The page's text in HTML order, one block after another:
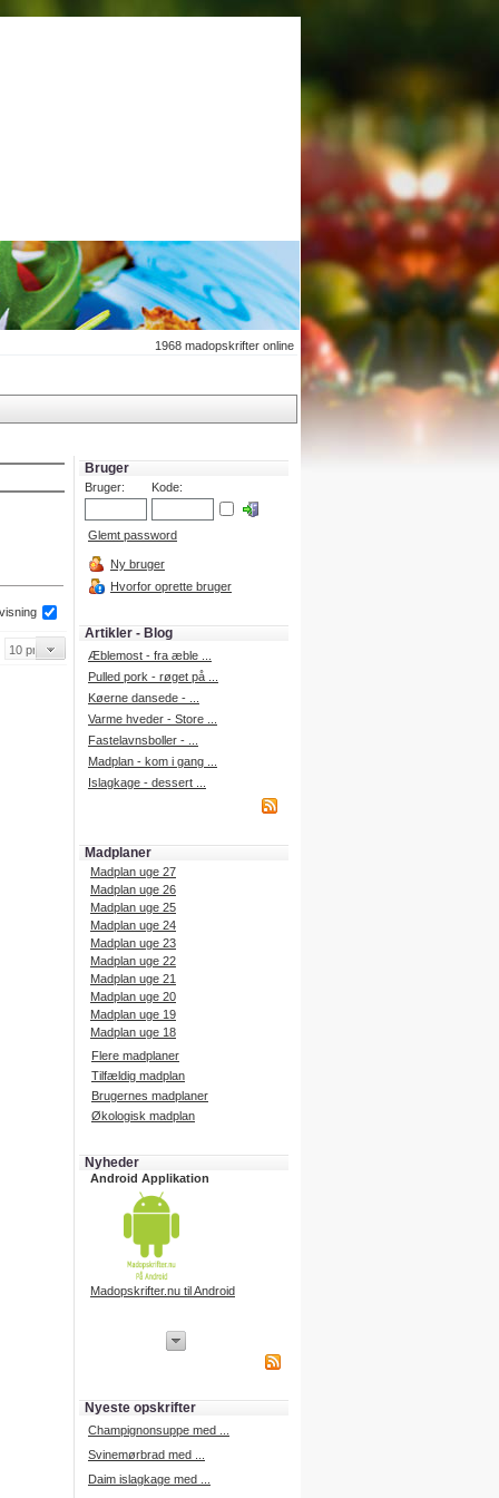
1968 madopskrifter online
Bruger
Bruger: Kode:
Glemt password
Ny bruger
Hvorfor oprette bruger
Artikler - Blog
Æblemost - fra æble ...
Pulled pork - røget på ...
Køerne dansede - ...
Varme hveder - Store ...
Fastelavnsboller - ...
Madplan - kom i gang ...
Islagkage - dessert ...
Madplaner
Madplan uge 27
Madplan uge 26
Madplan uge 25
Madplan uge 24
Madplan uge 23
Madplan uge 22
Madplan uge 21
Madplan uge 20
Madplan uge 19
Madplan uge 18
Flere madplaner
Tilfældig madplan
Brugernes madplaner
Økologisk madplan
Nyheder
Android Applikation
Madopskrifter.nu til Android
iPhone udvikling
Nyeste opskrifter
Champignonsuppe med ...
Svinemørbrad med ...
Daim islagkage med ...